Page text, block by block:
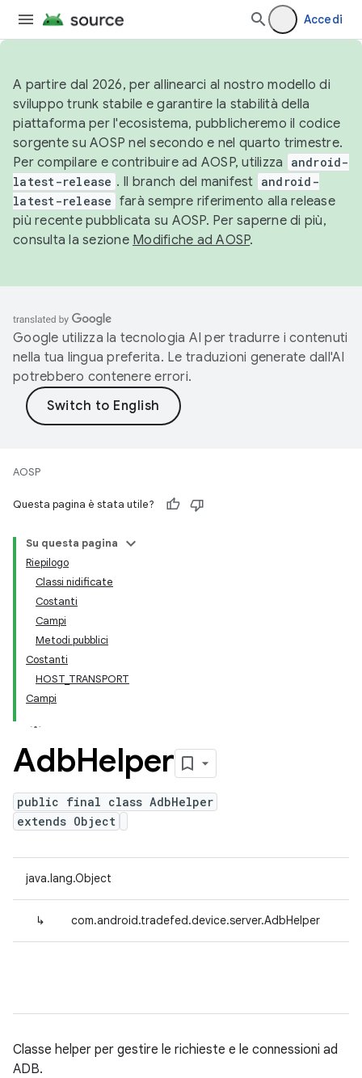
Accedi
A partire dal 2026, per allinearci al nostro modello di
sviluppo trunk stabile e garantire la stabilità della
piattaforma per l'ecosistema, pubblicheremo il codice
sorgente su AOSP nel secondo e nel quarto trimestre.
Per compilare e contribuire ad AOSP, utilizza
android-
latest-release . Il branch del manifest android-
latest-release farà sempre riferimento alla release
più recente pubblicata su AOSP. Per saperne di più,
consulta la sezione Modifiche ad AOSP.
Google utilizza la tecnologia AI per tradurre i contenuti
nella tua lingua preferita. Le traduzioni generate dall'AI
potrebbero contenere errori.
AOSP
Questa pagina è stata utile?
Su questa pagina
Riepilogo
Classi nidificate
Costanti
Campi
Metodi pubblici
Costanti
HOST_TRANSPORT
Campi
AdbHelper
public final class AdbHelper
extends Object
java.lang.Object
↳ com.android.tradefed.device.server.AdbHelper
Classe helper per gestire le richieste e le connessioni ad
ADB.